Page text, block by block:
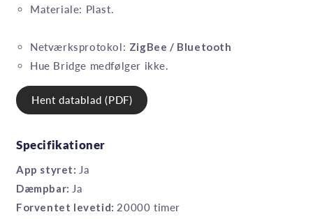
Materiale: Plast.
Netværksprotokol: ZigBee / Bluetooth
Hue Bridge medfølger ikke.
Hent datablad (PDF)
Specifikationer
App styret: Ja
Dæmpbar: Ja
Forventet levetid: 20000 timer